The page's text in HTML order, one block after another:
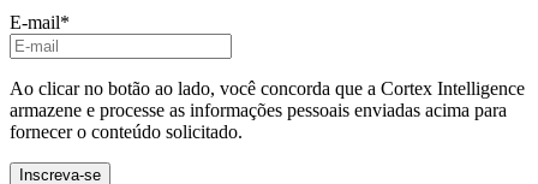
E-mail*
Ao clicar no botão ao lado, você concorda que a Cortex Intelligence
armazene e processe as informações pessoais enviadas acima para
fornecer o conteúdo solicitado.